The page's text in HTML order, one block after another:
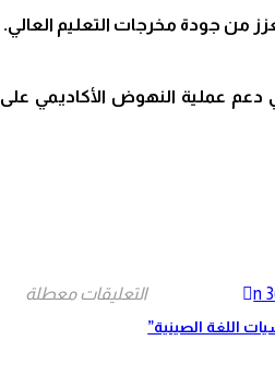
من جودة مخرجات التعليم العالي.
عملية النهوض الأكاديمي على
اللغة الصينية”
التعليقات معطلة